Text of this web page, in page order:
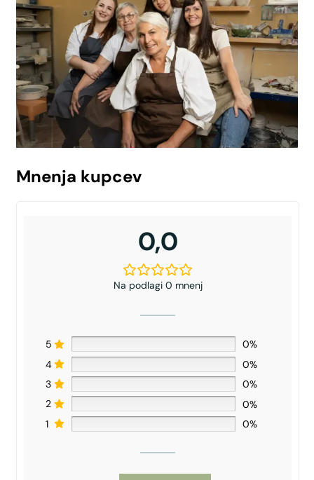
Mnenja kupcev
0,0
Na podlagi 0 mnenj
5
0%
4
0%
3
0%
2
0%
1
0%